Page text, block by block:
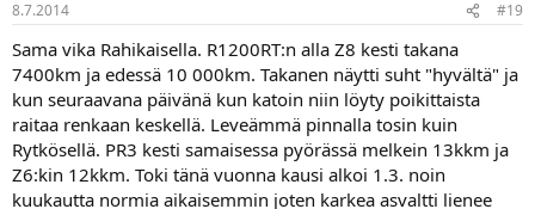
8.7.2014 #19
Sama vika Rahikaisella. R1200RT:n alla Z8 kesti takana
7400km ja edessä 10 000km. Takanen näytti suht "hyvältä" ja
kun seuraavana päivänä kun katoin niin löyty poikittaista
raitaa renkaan keskellä. Leveämmä pinnalla tosin kuin
Rytkösellä. PR3 kesti samaisessa pyörässä melkein 13kkm ja
Z6:kin 12kkm. Toki tänä vuonna kausi alkoi 1.3. noin
kuukautta normia aikaisemmin joten karkea asvaltti lienee